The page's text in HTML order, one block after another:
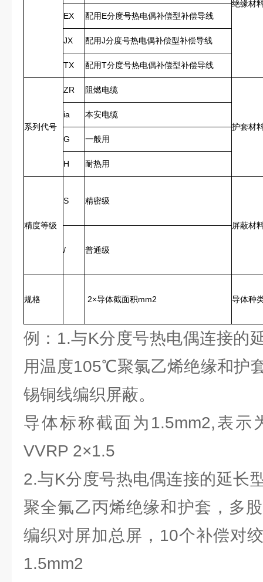
绝缘材
EX
配用E分度号热电偶补偿型补偿导线
JX 配用J分度号热电偶补偿型补偿导线
TX 配用T分度号热电偶补偿型补偿导线
系列代号
ZR 阻燃电缆
护套材
ia 本安电缆
G 一般用
H 耐热用
精度等级
S 精密级
屏蔽材
/ 普通级
规格 2×导体截面积mm2 导体种
例：1.与K分度号热电偶连接的
用温度105℃聚氯乙烯绝缘和护
锡铜线编织屏蔽。
导体标称截面为1.5mm2,表示
VVRP 2×1.5
2.与K分度号热电偶连接的延长
聚全氟乙丙烯绝缘和护套，多
编织对屏加总屏，10个补偿对
1.5mm2